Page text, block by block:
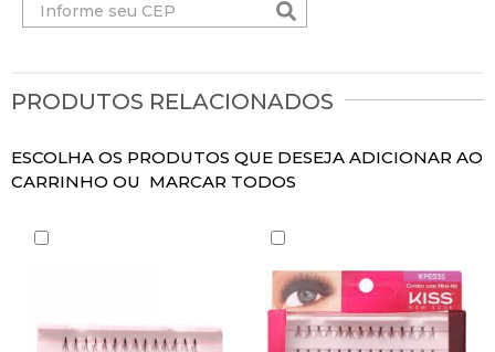
PRODUTOS RELACIONADOS
ESCOLHA OS PRODUTOS QUE DESEJA ADICIONAR AO
CARRINHO OU MARCAR TODOS